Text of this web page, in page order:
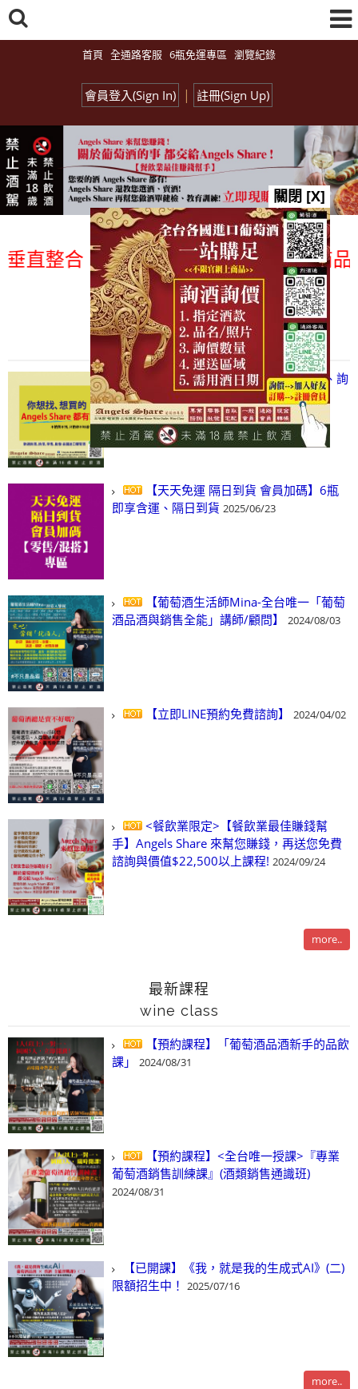
首頁 全通路客服 6瓶免運專區 瀏覽紀錄
會員登入(Sign In) | 註冊(Sign Up)
整合、一次購足」各國進口酒類商品
總覽-促銷&活動
all events
【凡酒問Angels Share】線上選酒、詢
(尋)酒、詢價、零售、批發，看這裡!
2024/03/01
【天天免運 隔日到貨 會員加碼】6瓶
即享含運、隔日到貨 2025/06/23
【葡萄酒生活師Mina-全台唯一「葡萄
酒品酒與銷售全能」講師/顧問】
2024/08/03
【立即LINE預約免費諮詢】 2024/04/02
<餐飲業限定>【餐飲業最佳賺錢幫
手】Angels Share 來幫您賺錢，再送您免費
諮詢與價值$22,500以上課程! 2024/09/24
more..
最新課程
wine class
【預約課程】「葡萄酒品酒新手的品飲
課」
2024/08/31
【預約課程】<全台唯一授課>『專業
葡萄酒銷售訓練課』(酒類銷售通識班)
2024/08/31
【已開課】《我，就是我的生成式AI》(二)
限額招生中！ 2025/07/16
more..
關閉 [X]